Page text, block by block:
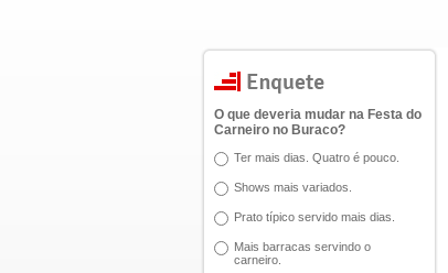
O que deveria mudar na Festa do
Carneiro no Buraco?
Ter mais dias. Quatro é pouco.
Shows mais variados.
Prato típico servido mais dias.
Mais barracas servindo o
carneiro.